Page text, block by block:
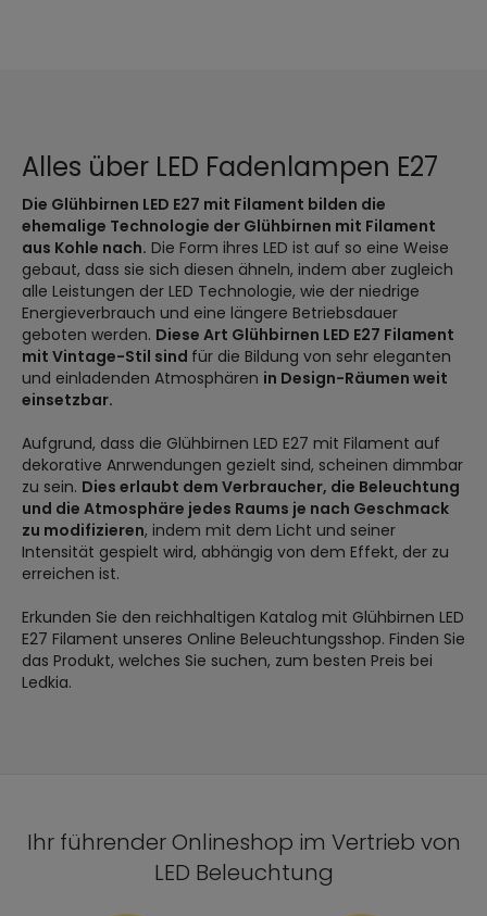
Alles über LED Fadenlampen E27
Die Glühbirnen LED E27 mit Filament bilden die
ehemalige Technologie der Glühbirnen mit Filament
aus Kohle nach. Die Form ihres LED ist auf so eine Weise
gebaut, dass sie sich diesen ähneln, indem aber zugleich
alle Leistungen der LED Technologie, wie der niedrige
Energieverbrauch und eine längere Betriebsdauer
geboten werden. Diese Art Glühbirnen LED E27 Filament
mit Vintage-Stil sind für die Bildung von sehr eleganten
und einladenden Atmosphären in Design-Räumen weit
einsetzbar.
Aufgrund, dass die Glühbirnen LED E27 mit Filament auf
dekorative Anrwendungen gezielt sind, scheinen dimmbar
zu sein. Dies erlaubt dem Verbraucher, die Beleuchtung
und die Atmosphäre jedes Raums je nach Geschmack
zu modifizieren, indem mit dem Licht und seiner
Intensität gespielt wird, abhängig von dem Effekt, der zu
erreichen ist.
Erkunden Sie den reichhaltigen Katalog mit Glühbirnen LED
E27 Filament unseres Online Beleuchtungsshop. Finden Sie
das Produkt, welches Sie suchen, zum besten Preis bei
Ledkia.
Ihr führender Onlineshop im Vertrieb von
LED Beleuchtung